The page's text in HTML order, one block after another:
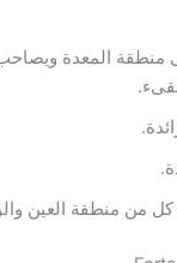
منطقة المعدة ويصاحب
من منطقة العين